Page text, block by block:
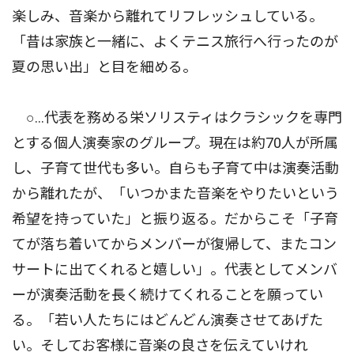
楽しみ、音楽から離れてリフレッシュしている。
「昔は家族と一緒に、よくテニス旅行へ行ったのが
夏の思い出」と目を細める。
○…代表を務める栄ソリスティはクラシックを専門
とする個人演奏家のグループ。現在は約70人が所属
し、子育て世代も多い。自らも子育て中は演奏活動
から離れたが、「いつかまた音楽をやりたいという
希望を持っていた」と振り返る。だからこそ「子育
てが落ち着いてからメンバーが復帰して、またコン
サートに出てくれると嬉しい」。代表としてメンバ
ーが演奏活動を長く続けてくれることを願ってい
る。「若い人たちにはどんどん演奏させてあげた
い。そしてお客様に音楽の良さを伝えていけれ